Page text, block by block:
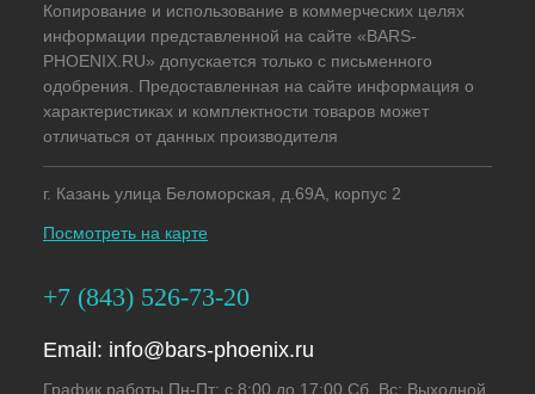
Копирование и использование в коммерческих целях
информации представленной на сайте «BARS-
PHOENIX.RU» допускается только с письменного
одобрения. Предоставленная на сайте информация о
характеристиках и комплектности товаров может
отличаться от данных производителя
г. Казань улица Беломорская, д.69А, корпус 2
Посмотреть на карте
+7 (843) 526-73-20
Email: info@bars-phoenix.ru
График работы Пн-Пт: с 8:00 до 17:00 Сб, Вс: Выходной